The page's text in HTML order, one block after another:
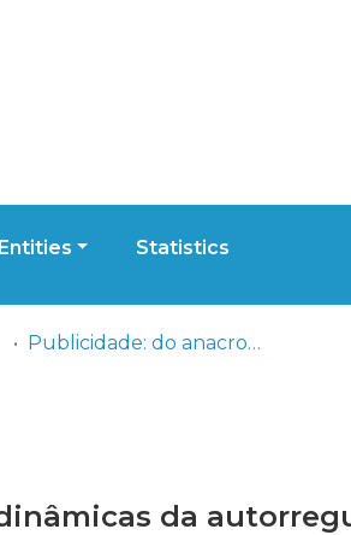
Entities Statistics
Publicidade: do anacronismo legal às dinâmicas da autorregulação
da